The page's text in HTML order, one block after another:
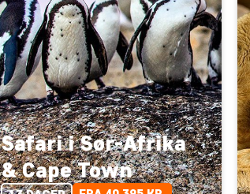
Safari i Sør-Afrika
& Cape Town